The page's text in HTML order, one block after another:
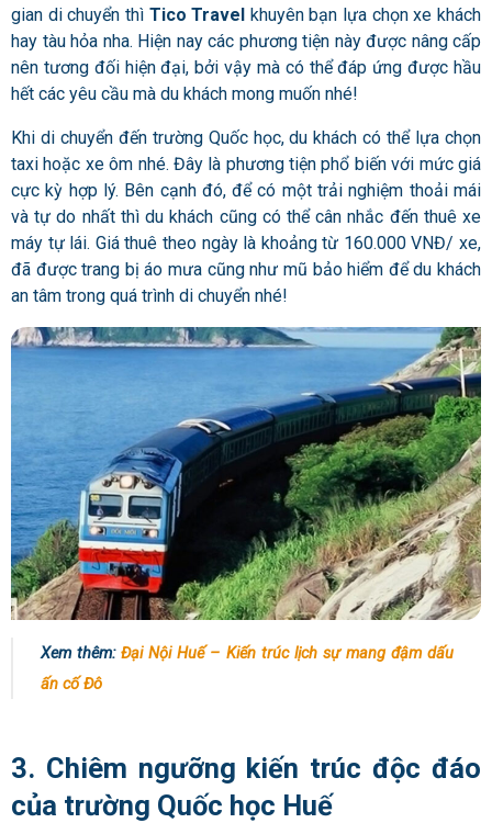
gian di chuyển thìTico Travel khuyên bạn lựa chọn xe khách
hay tàu hỏa nha. Hiện nay các phương tiện này được nâng cấp
nên tương đối hiện đại, bởi vậy mà có thể đáp ứng được hầu
hết các yêu cầu mà du khách mong muốn nhé!
Khi di chuyển đến trường Quốc học, du khách có thể lựa chọn
taxi hoặc xe ôm nhé. Đây là phương tiện phổ biến với mức giá
cực kỳ hợp lý. Bên cạnh đó, để có một trải nghiệm thoải mái
và tự do nhất thì du khách cũng có thể cân nhắc đến thuê xe
máy tự lái. Giá thuê theo ngày là khoảng từ 160.000 VNĐ/ xe,
đã được trang bị áo mưa cũng như mũ bảo hiểm để du khách
an tâm trong quá trình di chuyển nhé!
Xem thêm:Đại Nội Huế – Kiến trúc lịch sự mang đậm dấu
ấn cố Đô
3. Chiêm ngưỡng kiến trúc độc đáo
của trường Quốc học Huế